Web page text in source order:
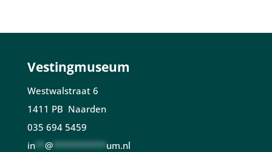
Vestingmuseum
Westwalstraat 6
1411 PB Naarden
035 694 5459
in** @*********** um.nl